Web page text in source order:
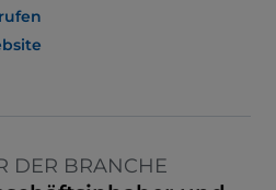
DER BRANCHE